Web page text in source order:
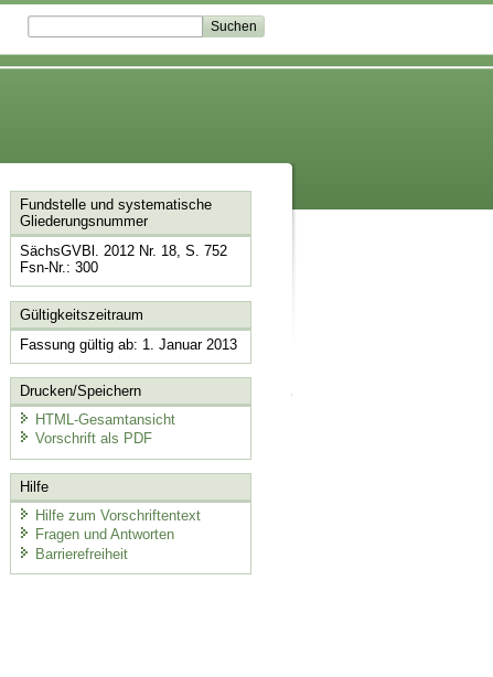
Fundstelle und systematische
Gliederungsnummer
SächsGVBl. 2012 Nr. 18, S. 752
Fsn-Nr.: 300
Gültigkeitszeitraum
Fassung gültig ab: 1. Januar 2013
Drucken/Speichern
HTML-Gesamtansicht
Vorschrift als PDF
Hilfe
Hilfe zum Vorschriftentext
Fragen und Antworten
Barrierefreiheit